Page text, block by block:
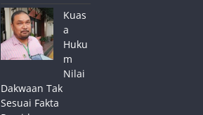
Kuas
a
Huku
m
Nilai
Dakwaan Tak
Sesuai Fakta